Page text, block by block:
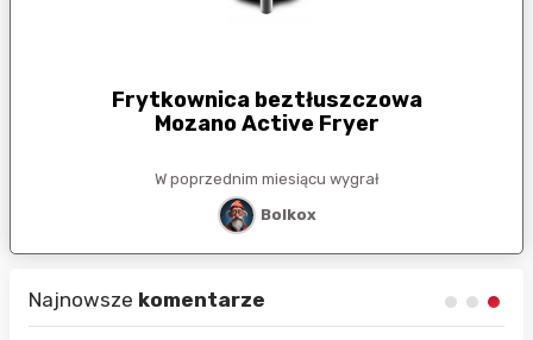
Frytkownica beztłuszczowa
Mozano Active Fryer
W poprzednim miesiącu wygrał
Bolkox
Najnowsze komentarze